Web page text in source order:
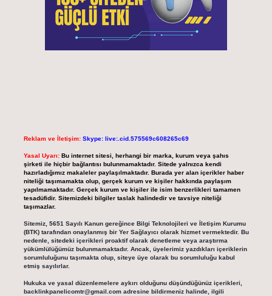
Reklam ve İletişim: Skype: live:.cid.575569c608265c69
Yasal Uyarı: Bu internet sitesi, herhangi bir marka, kurum veya şahıs
şirketi ile hiçbir bağlantısı bulunmamaktadır. Sitede yalnızca kendi
hazırladığımız makaleler paylaşılmaktadır. Burada yer alan içerikler haber
niteliği taşımamakta olup, gerçek kurum ve kişiler hakkında paylaşım
yapılmamaktadır. Gerçek kurum ve kişiler ile isim benzerlikleri tamamen
tesadüfidir. Sitemizdeki bilgiler taslak halindedir ve tavsiye niteliği
taşımazlar.
Sitemiz, 5651 Sayılı Kanun gereğince Bilgi Teknolojileri ve İletişim Kurumu
(BTK) tarafından onaylanmış bir Yer Sağlayıcı olarak hizmet vermektedir. Bu
nedenle, sitedeki içerikleri proaktif olarak denetleme veya araştırma
yükümlülüğümüz bulunmamaktadır. Ancak, üyelerimiz yazdıkları içeriklerin
sorumluluğunu taşımakta olup, siteye üye olarak bu sorumluluğu kabul
etmiş sayılırlar.
Hukuka ve yasal düzenlemelere aykırı olduğunu düşündüğünüz içerikleri,
backlinkpanelicomtr@gmail.comadresine bildirmeniz halinde, ilgili